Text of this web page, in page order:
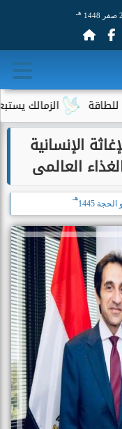
هـ
الزمالك يستبعد 4 لاعبين شباب من حساباته في الموسم الجديد
الإنسانية
العالمى
هـ